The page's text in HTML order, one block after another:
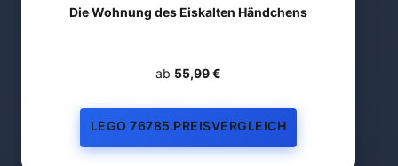
Die Wohnung des Eiskalten Händchens
ab 55,99 €
LEGO 76785 PREISVERGLEICH